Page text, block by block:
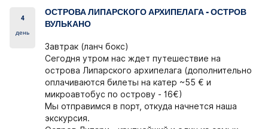
4
день
ОСТРОВА ЛИПАРСКОГО АРХИПЕЛАГА - ОСТРОВ
ВУЛЬКАНО
Завтрак (ланч бокс)
Сегодня утром нас ждет путешествие на
острова Липарского архипелага (дополнительно
оплачиваются билеты на катер ~55 € и
микроавтобус по острову - 16€)
Мы отправимся в порт, откуда начнется наша
экскурсия.